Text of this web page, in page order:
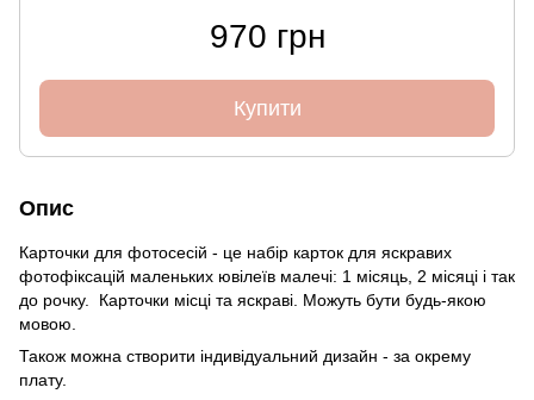
970 грн
Купити
Опис
Карточки для фотосесій - це набір карток для яскравих
фотофіксацій маленьких ювілеїв малечі: 1 місяць, 2 місяці і так
до рочку. Карточки місці та яскраві. Можуть бути будь-якою
мовою.
Також можна створити індивідуальний дизайн - за окрему
плату.